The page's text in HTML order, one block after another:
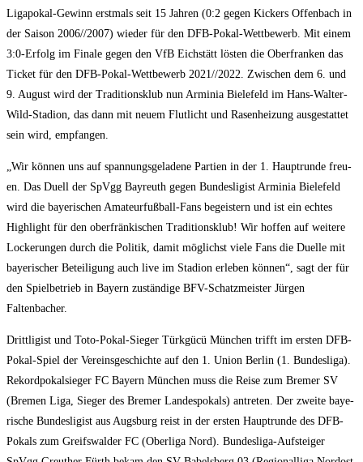
Liga­po­kal-Gewinn erst­mals seit 15 Jah­ren (0:2 gegen Kickers Offen­bach in
der Sai­son 2006/​/​2007) wie­der für den DFB-Pokal-Wett­be­werb. Mit einem
3:0‑Erfolg im Fina­le gegen den VfB Eich­stätt lös­ten die Ober­fran­ken das
Ticket für den DFB-Pokal-Wett­be­werb 2021/​/​2022. Zwi­schen dem 6. und
9. August wird der Tra­di­ti­ons­klub nun Armi­nia Bie­le­feld im Hans-Wal­ter-
Wild-Sta­di­on, das dann mit neu­em Flut­licht und Rasen­hei­zung aus­ge­stat­tet
sein wird, empfangen.
„Wir kön­nen uns auf span­nungs­ge­la­de­ne Par­tien in der 1. Haupt­run­de freu­
en. Das Duell der SpVgg Bay­reuth gegen Bun­des­li­gist Armi­nia Bie­le­feld
wird die baye­ri­schen Ama­teur­fuß­ball-Fans begeis­tern und ist ein ech­tes
High­light für den ober­frän­ki­schen Tra­di­ti­ons­klub! Wir hof­fen auf wei­te­re
Locke­run­gen durch die Poli­tik, damit mög­lichst vie­le Fans die Duel­le mit
baye­ri­scher Betei­li­gung auch live im Sta­di­on erle­ben kön­nen“, sagt der für
den Spiel­be­trieb in Bay­ern zustän­di­ge BFV-Schatz­meis­ter Jür­gen
Faltenbacher.
Dritt­li­gist und Toto-Pokal-Sie­ger Türk­gücü Mün­chen trifft im ers­ten DFB-
Pokal-Spiel der Ver­eins­ge­schich­te auf den 1. Uni­on Ber­lin (1. Bun­des­li­ga).
Rekord­po­kal­sie­ger FC Bay­ern Mün­chen muss die Rei­se zum Bre­mer SV
(Bre­men Liga, Sie­ger des Bre­mer Lan­des­po­kals) antre­ten. Der zwei­te baye­
ri­sche Bun­des­li­gist aus Augs­burg reist in der ers­ten Haupt­run­de des DFB-
Pokals zum Greifs­wal­der FC (Ober­li­ga Nord). Bun­des­li­ga-Auf­stei­ger